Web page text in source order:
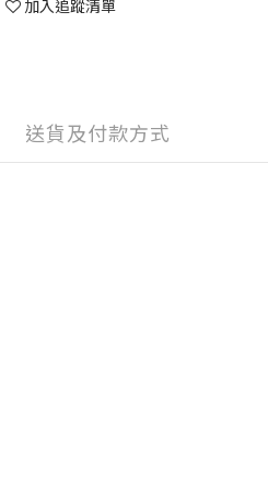
加入追蹤清單
送貨及付款方式